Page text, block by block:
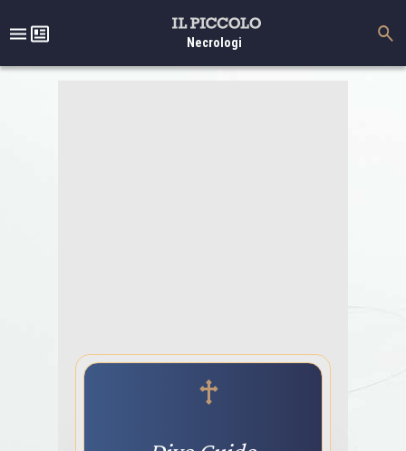
Necrologi